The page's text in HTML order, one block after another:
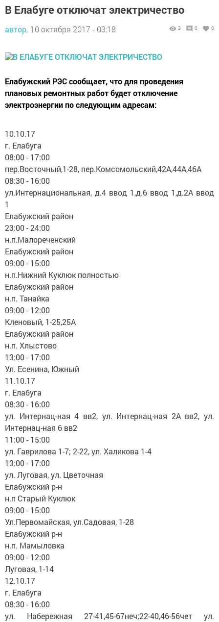
В Елабуге отключат электричество
автор, 10 октября 2017 - 03:18 3 0 0
Елабужский РЭС сообщает, что для проведения
плановых ремонтных работ будет отключение
электроэнергии по следующим адресам:
10.10.17
г. Елабуга
08:00 - 17:00
пер.Восточный,1-28, пер.Комсомольский,42А,44А,46А
08:30 - 16:00
ул.Интернациональная, д.4 ввод 1,д.6 ввод 1,д.2А ввод
1
Елабужский район
23:00 - 24:00
н.п.Малореченский
Елабужский район
09:00 - 15:00
н.п.Нижний Куклюк полностью
Елабужский район
н.п. Танайка
09:00 - 12:00
Кленовый, 1-25,25А
Елабужский район
н.п. Хлыстово
13:00 - 17:00
Ул. Есенина, Южный
11.10.17
г. Елабуга
08:30 - 16:00
ул. Интернац-ная 4 вв2, ул. Интернац-ная 2А вв2, ул.
Интернац-ная 6 вв2
11:00 - 15:00
ул. Гаврилова 1-7; 2-22, ул. Халикова 1-4
13:00 - 17:00
ул. Луговая, ул. Цветочная
Елабужский р-н
н.п Старый Куклюк
09:00 - 15:00
Ул.Первомайская, ул.Садовая, 1-28
Елабужский р-н
н.п. Мамыловка
09:00 - 12:00
Луговая, 1-14
12.10.17
г. Елабуга
08:30 - 16:00
ул. Набережная 27-41,45-67неч;22-40,46-56чет ул.